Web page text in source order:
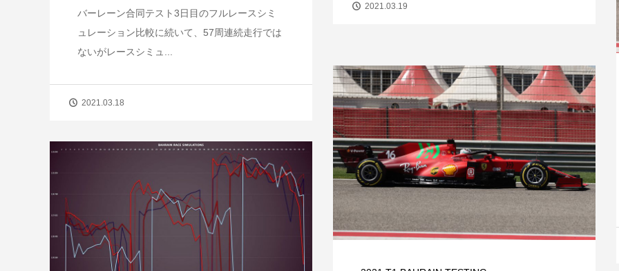
2021.03.19
バーレーン合同テスト3日目のフルレースシミ
ュレーション比較に続いて、57周連続走行では
ないがレースシミュ...
2021.03.18